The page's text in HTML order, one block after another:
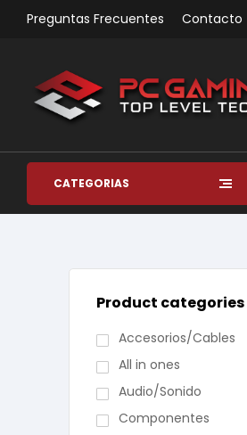
Preguntas Frecuentes Contacto
CATEGORÍAS
Product categories
Accesorios/Cables
All in ones
Audio/Sonido
Componentes